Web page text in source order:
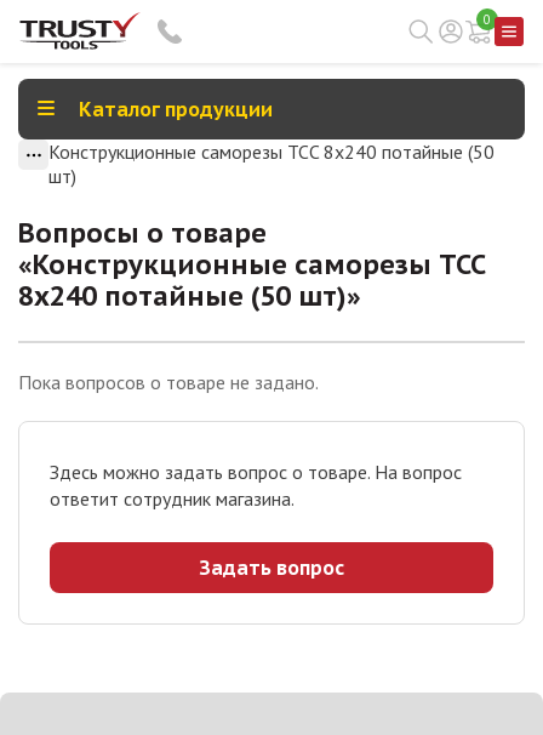
0
Каталог продукции
Конструкционные саморезы TCC 8х240 потайные (50
шт)
Вопросы о товаре
«Конструкционные саморезы TCC
8х240 потайные (50 шт)»
Здесь можно задать вопрос о товаре. На вопрос
ответит сотрудник магазина.
Задать вопрос
Пока вопросов о товаре не задано.